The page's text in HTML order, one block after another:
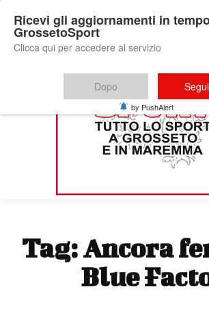
Tag:Ancora
Blue
Ricevi gli aggiornamenti in
GrossetoSport
Clicca qui per accedere al servizio
Dopo
by PushAlert